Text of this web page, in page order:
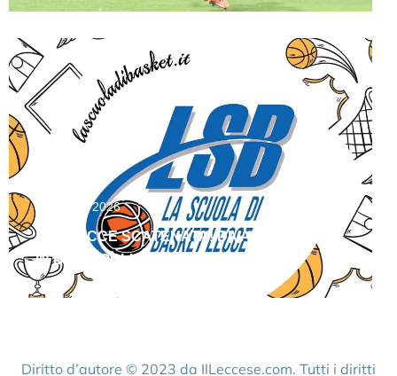
Agosto 6, 2026
LSB LECCE SCATENATA! DIVAC E FLORES
IN BIANCOBLU
Diritto d’autore © 2023 da IlLeccese.com. Tutti i diritti